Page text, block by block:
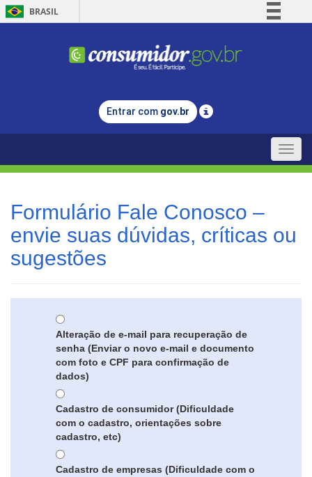
BRASIL
Comunica BR
Legislação
Entrar com gov.br
Toggle
Formulário Fale Conosco –
envie suas dúvidas, críticas ou
sugestões
Alteração de e-mail para recuperação de
senha (Enviar o novo e-mail e documento
com foto e CPF para confirmação de
dados)
Cadastro de consumidor (Dificuldade
com o cadastro, orientações sobre
cadastro, etc)
Cadastro de empresas (Dificuldade com o